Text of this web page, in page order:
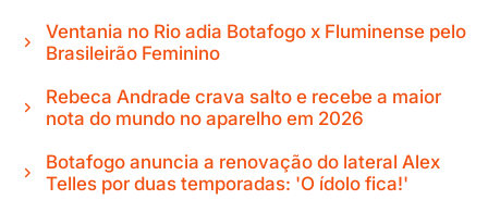
Ventania no Rio adia Botafogo x Fluminense pelo
Brasileirão Feminino
Rebeca Andrade crava salto e recebe a maior
nota do mundo no aparelho em 2026
Botafogo anuncia a renovação do lateral Alex
Telles por duas temporadas: 'O ídolo fica!'